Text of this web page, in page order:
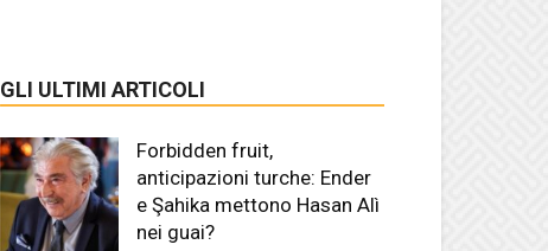
GLI ULTIMI ARTICOLI
Forbidden fruit,
anticipazioni turche: Ender
e Şahika mettono Hasan Alì
nei guai?